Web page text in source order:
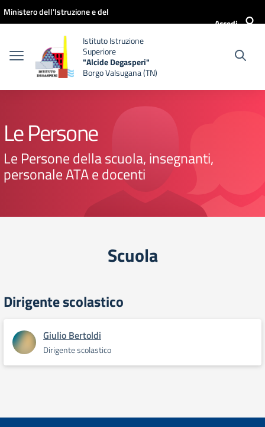
Vai ai contenuti
Vai al menu di navigazione
Vai al footer
Ministero dell'Istruzione e del
Accedi
Istituto Istruzione
Superiore
"Alcide Degasperi"
Borgo Valsugana (TN)
Le Persone
Le Persone della scuola, insegnanti,
personale ATA e docenti
Scuola
Dirigente scolastico
Giulio Bertoldi
Dirigente scolastico